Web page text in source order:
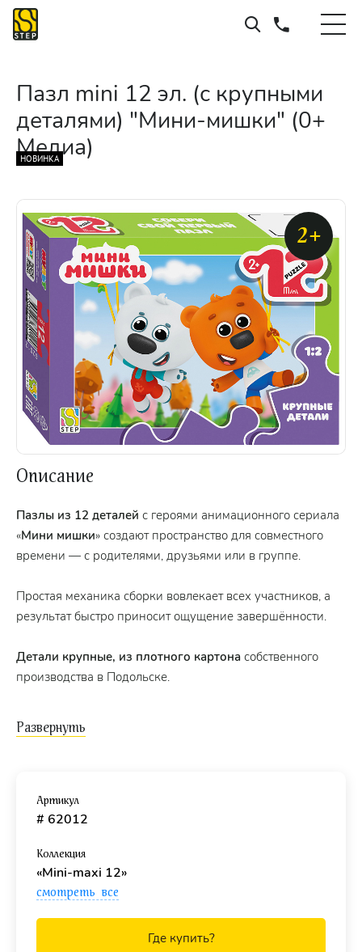
Пазл mini 12 эл. (с крупными
деталями) "Мини-мишки" (0+
Медиа)
НОВИНКА
2+
Описание
Пазлы из 12 деталей с героями анимационного сериала
«Мини мишки» создают пространство для совместного
времени — с родителями, друзьями или в группе.
Простая механика сборки вовлекает всех участников, а
результат быстро приносит ощущение завершённости.
Детали крупные, из плотного картона собственного
производства в Подольске.
Размер собранной картинки
детали- 65 х 60 мм.
объединяющих игр.
Артикул
# 62012
Коллекция
«Mini-maxi 12»
смотреть все
Где купить?